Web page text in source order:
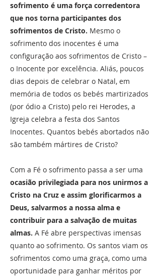
sofrimento é uma força corredentora
que nos torna participantes dos
sofrimentos de Cristo. Mesmo o
sofrimento dos inocentes é uma
configuração aos sofrimentos de Cristo –
o Inocente por excelência. Aliás, poucos
dias depois de celebrar o Natal, em
memória de todos os bebés martirizados
(por ódio a Cristo) pelo rei Herodes, a
Igreja celebra a festa dos Santos
Inocentes. Quantos bebés abortados não
são também mártires de Cristo?
Com a Fé o sofrimento passa a ser uma
ocasião privilegiada para nos unirmos a
Cristo na Cruz e assim glorificarmos a
Deus, salvarmos a nossa alma e
contribuir para a salvação de muitas
almas. A Fé abre perspectivas imensas
quanto ao sofrimento. Os santos viam os
sofrimentos como uma graça, como uma
oportunidade para ganhar méritos por